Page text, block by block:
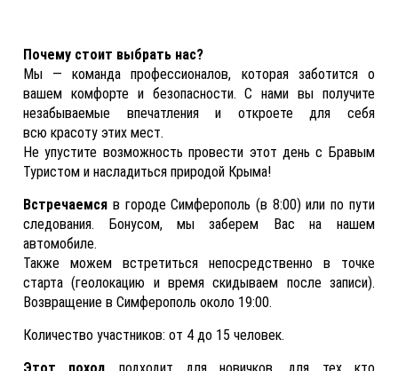
Почему стоит выбрать нас?
Мы — команда профессионалов, которая заботится о
вашем комфорте и безопасности. С нами вы получите
незабываемые впечатления и откроете для себя
всю красоту этих мест.
Не упустите возможность провести этот день с Бравым
Туристом и насладиться природой Крыма!
Встречаемся в городе Симферополь (в 8:00) или по пути
следования. Бонусом, мы заберем Вас на нашем
автомобиле.
Также можем встретиться непосредственно в точке
старта (геолокацию и время скидываем после записи).
Возвращение в Симферополь около 19:00.
Количество участников: от 4 до 15 человек.
Этот поход подходит для новичков, для тех кто